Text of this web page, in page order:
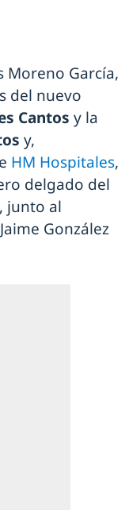
Moreno García,
del nuevo
Cantos y la
y,
HM Hospitales,
delgado del
junto al
González